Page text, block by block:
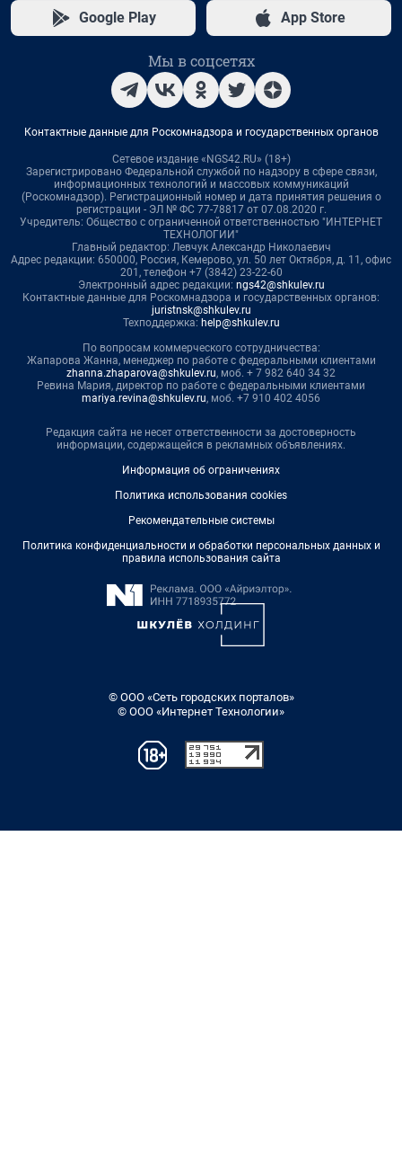
Google Play App Store
Мы в соцсетях
Контактные данные для Роскомнадзора и государственных органов
Сетевое издание «NGS42.RU» (18+)
Зарегистрировано Федеральной службой по надзору в сфере связи,
информационных технологий и массовых коммуникаций
(Роскомнадзор). Регистрационный номер и дата принятия решения о
регистрации - ЭЛ № ФС 77-78817 от 07.08.2020 г.
Учредитель: Общество с ограниченной ответственностью "ИНТЕРНЕТ
ТЕХНОЛОГИИ"
Главный редактор: Левчук Александр Николаевич
Адрес редакции: 650000, Россия, Кемерово, ул. 50 лет Октября, д. 11, офис
201, телефон +7 (3842) 23-22-60
Электронный адрес редакции: ngs42@shkulev.ru
Контактные данные для Роскомнадзора и государственных органов:
juristnsk@shkulev.ru
Техподдержка: help@shkulev.ru
По вопросам коммерческого сотрудничества:
Жапарова Жанна, менеджер по работе с федеральными клиентами
zhanna.zhaparova@shkulev.ru, моб. + 7 982 640 34 32
Ревина Мария, директор по работе с федеральными клиентами
mariya.revina@shkulev.ru, моб. +7 910 402 4056
Редакция сайта не несет ответственности за достоверность
информации, содержащейся в рекламных объявлениях.
Информация об ограничениях
Политика использования cookies
Рекомендательные системы
Политика конфиденциальности и обработки персональных данных и
правила использования сайта
© ООО «Сеть городских порталов»
© ООО «Интернет Технологии»